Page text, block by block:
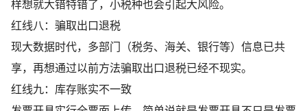
样想就大错特错了，小税种也会引起大风险。
红线八：骗取出口退税
现大数据时代，多部门（税务、海关、银行等）信息已共
享，再想通过以前方法骗取出口退税已经不现实。
红线九：库存账实不一致